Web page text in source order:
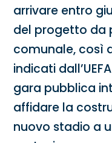
arrivare entro
del progetto da
comunale, così
indicati
gara pubblica
affidare la
nuovo stadio a